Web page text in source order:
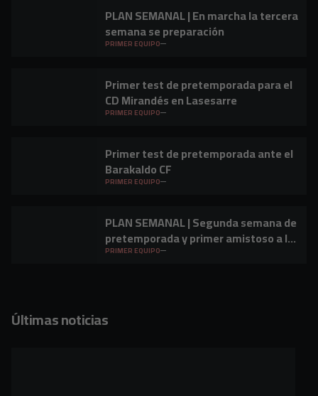
PLAN SEMANAL | En marcha la tercera
semana se preparación
PRIMER EQUIPO
Primer test de pretemporada para el
CD Mirandés en Lasesarre
PRIMER EQUIPO
Primer test de pretemporada ante el
Barakaldo CF
PRIMER EQUIPO
PLAN SEMANAL | Segunda semana de
pretemporada y primer amistoso a la
vista
PRIMER EQUIPO
Últimas noticias